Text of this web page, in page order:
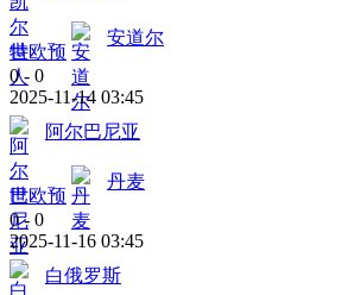
世欧预
安道尔
0 - 0
2025-11-14 03:45
阿尔巴尼亚
世欧预
丹麦
0 - 0
2025-11-16 03:45
白俄罗斯